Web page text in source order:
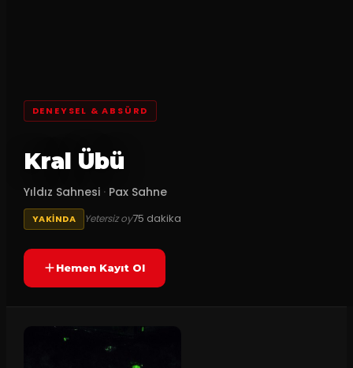
DENEYSEL & ABSÜRD
Kral Übü
Yıldız Sahnesi · Pax Sahne
YAKINDA Yetersiz oy75 dakika
Hemen Kayıt Ol